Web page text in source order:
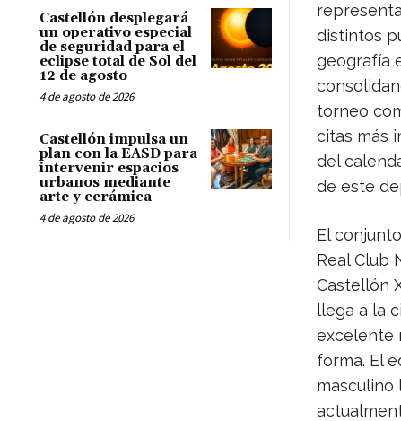
Castellón desplegará
un operativo especial
de seguridad para el
eclipse total de Sol del
12 de agosto
4 de agosto de 2026
Castellón impulsa un
plan con la EASD para
intervenir espacios
urbanos mediante
arte y cerámica
4 de agosto de 2026
distintos
geografía
torneo
citas más
del
de este
El
Real Club
Castellón
llega a la
excelente
forma. El
masculino